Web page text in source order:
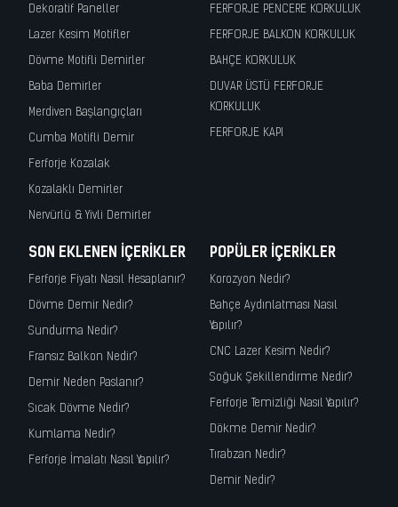
Dekoratif Paneller
Lazer Kesim Motifler
Dövme Motifli Demirler
Baba Demirler
Merdiven Başlangıçları
Cumba Motifli Demir
Ferforje Kozalak
Kozalaklı Demirler
Nervürlü & Yivli Demirler
FERFORJE PENCERE KORKULUK
FERFORJE BALKON KORKULUK
BAHÇE KORKULUK
DUVAR ÜSTÜ FERFORJE
KORKULUK
FERFORJE KAPI
SON EKLENEN İÇERIKLER
Ferforje Fiyatı Nasıl Hesaplanır?
Dövme Demir Nedir?
Sundurma Nedir?
Fransız Balkon Nedir?
Demir Neden Paslanır?
Sıcak Dövme Nedir?
Kumlama Nedir?
Ferforje İmalatı Nasıl Yapılır?
POPÜLER İÇERIKLER
Korozyon Nedir?
Bahçe Aydınlatması Nasıl
Yapılır?
CNC Lazer Kesim Nedir?
Soğuk Şekillendirme Nedir?
Ferforje Temizliği Nasıl Yapılır?
Dökme Demir Nedir?
Tırabzan Nedir?
Demir Nedir?